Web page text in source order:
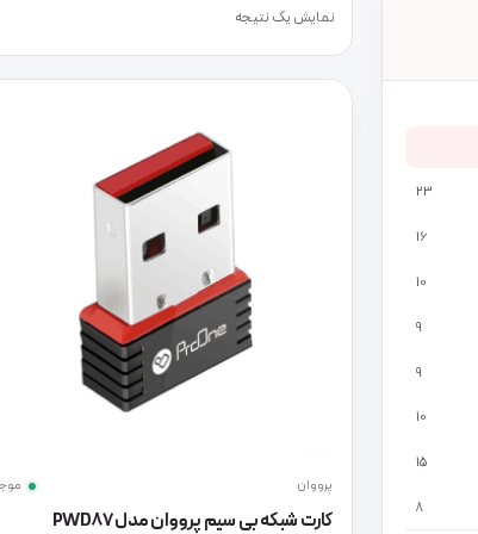
23
16
10
9
9
10
15
8
نمایش یک نتیجه
پرووان
کارت شبکه بی سیم پرووان مدل PWD87